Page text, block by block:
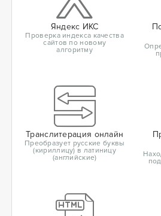
Яндекс ИКС
Проверка индекса качества
сайтов по новому
алгоритму
Транслитерация онлайн
Преобразует русские буквы
(кириллицу) в латиницу
(английские)